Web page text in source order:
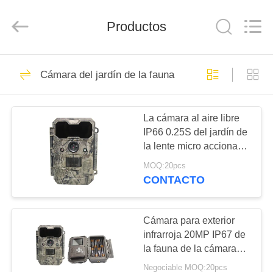
CASA
PRODUCTOS
VÍDEOS
NOSOTROS
ASIA
Cámaras de la caza
de HD
199
Cámara de
búsqueda infrarroja
77
Productos
Cámara del jardín de la fauna
La cámara al aire libre
IP66 0.25S del jardín de
la lente micro acciona
para un tiroteo más
cercano
MOQ:20pcs
CONTACTO
Cámara para exterior
infrarroja 20MP IP67 de
la fauna de la cámara
KG790 de los ciervos
Negociable MOQ:20pcs